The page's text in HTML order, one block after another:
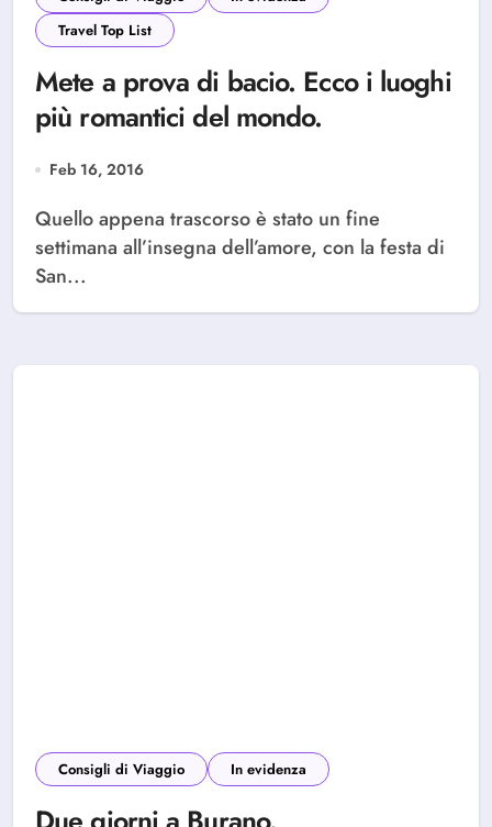
Travel Top List
Mete a prova di bacio. Ecco i luoghi
più romantici del mondo.
Feb 16, 2016
Quello appena trascorso è stato un fine
settimana all’insegna dell’amore, con la festa di
San...
Consigli di Viaggio In evidenza